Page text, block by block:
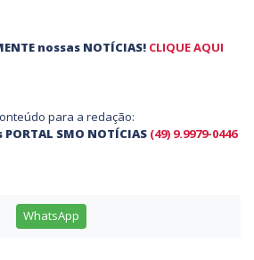
nossas NOTÍCIAS! CLIQUE AQUI
para a redação:
SMO NOTÍCIAS (49) 9.9979-0446
WhatsApp